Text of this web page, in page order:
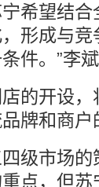
希望结
形成与
件。”李斌
的开设
牌和商
级市场
点，但